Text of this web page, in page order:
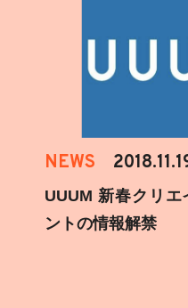
NEWS
UUUM 新春クリ
ントの情報解禁